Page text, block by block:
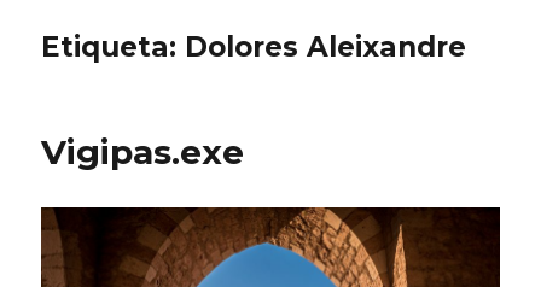
Etiqueta: Dolores Aleixandre
Vigipas.exe